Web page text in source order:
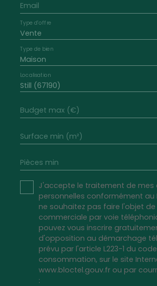
Email
Vente
Type d'offre
Maison
Type de bien
Still (67190)
Localisation
Budget max (€)
Surface min (m²)
Pièces min
J'accepte le traitement de mes
personnelles conformément au
ne souhaitez pas faire l'objet
commerciale par voie
pouvez vous inscrire
d'opposition au démarchage
prévu par l'article L223-1 du
consommation, sur le site
www.bloctel.gouv.fr ou par
: